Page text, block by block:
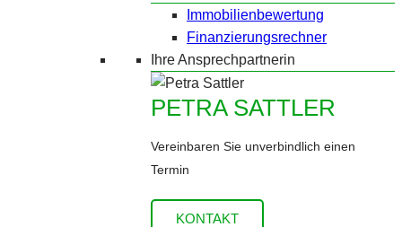
Immobilienbewertung
Finanzierungsrechner
Ihre Ansprechpartnerin
PETRA SATTLER
Vereinbaren Sie unverbindlich einen
Termin
KONTAKT